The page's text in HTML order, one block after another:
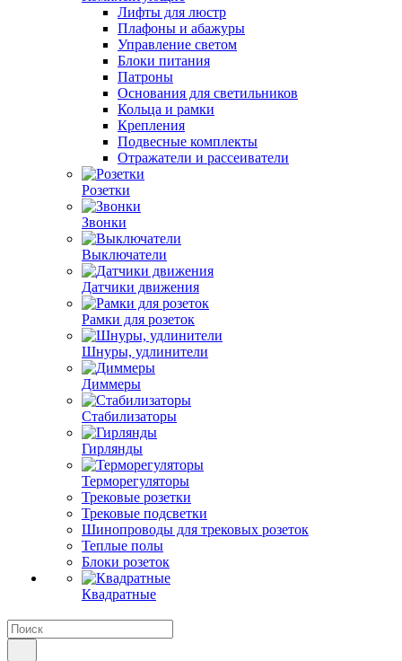
Лифты для люстр
Плафоны и абажуры
Управление светом
Блоки питания
Патроны
Основания для светильников
Кольца и рамки
Крепления
Подвесные комплекты
Отражатели и рассеиватели
Розетки
Звонки
Выключатели
Датчики движения
Рамки для розеток
Шнуры, удлинители
Диммеры
Стабилизаторы
Гирлянды
Терморегуляторы
Трековые розетки
Трековые подсветки
Шинопроводы для трековых розеток
Теплые полы
Блоки розеток
Квадратные